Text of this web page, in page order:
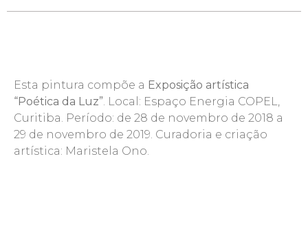
Esta pintura compõe a Exposição artística
“Poética da Luz”. Local: Espaço Energia COPEL,
Curitiba. Período: de 28 de novembro de 2018 a
29 de novembro de 2019. Curadoria e criação
artística: Maristela Ono.